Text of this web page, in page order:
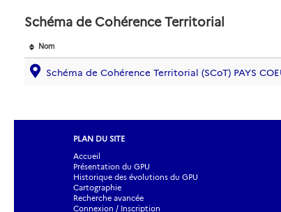
Schéma de Cohérence Territorial
Nom
Schéma de Cohérence Territorial (SCoT) PAYS
PLAN DU SITE
Accueil
Présentation du GPU
Historique des évolutions du GPU
Cartographie
Recherche avancée
Connexion / Inscription